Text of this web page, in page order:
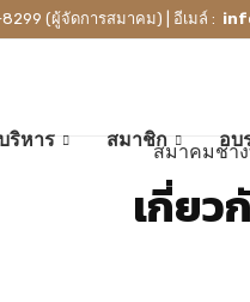
(ผู้จัดการสมาคม) | อีเมล์ :
ริหาร สมาชิก อบ
สมาคมช่า
เกี่ยว